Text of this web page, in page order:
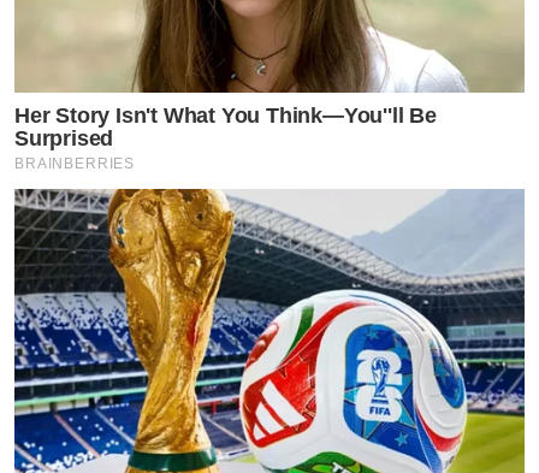
Her Story Isn't What You Think—You''ll Be
Surprised
BRAINBERRIES